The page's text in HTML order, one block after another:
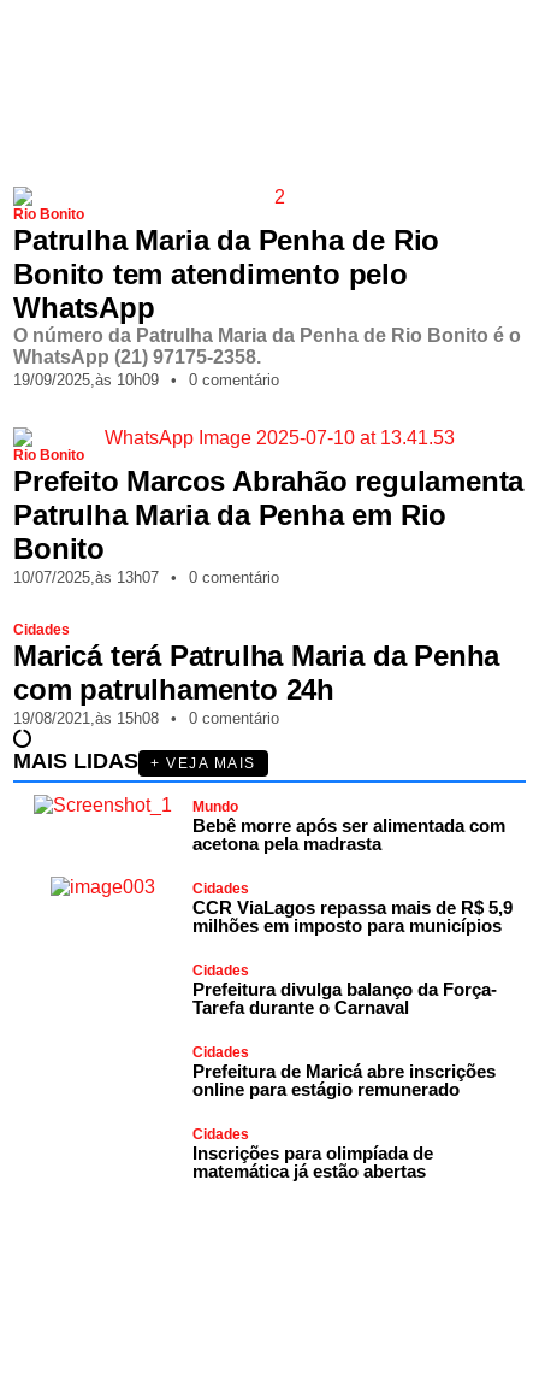
Rio Bonito
Patrulha Maria da Penha de Rio
Bonito tem atendimento pelo
WhatsApp
O número da Patrulha Maria da Penha de Rio Bonito é o
WhatsApp (21) 97175-2358.
19/09/2025,às 10h09 • 0 comentário
Rio Bonito
Prefeito Marcos Abrahão regulamenta
Patrulha Maria da Penha em Rio
Bonito
10/07/2025,às 13h07 • 0 comentário
Cidades
Maricá terá Patrulha Maria da Penha
com patrulhamento 24h
19/08/2021,às 15h08 • 0 comentário
MAIS LIDAS + VEJA MAIS
Mundo
Bebê morre após ser alimentada com
acetona pela madrasta
Cidades
CCR ViaLagos repassa mais de R$ 5,9
milhões em imposto para municípios
Cidades
Prefeitura divulga balanço da Força-
Tarefa durante o Carnaval
Cidades
Prefeitura de Maricá abre inscrições
online para estágio remunerado
Cidades
Inscrições para olimpíada de
matemática já estão abertas